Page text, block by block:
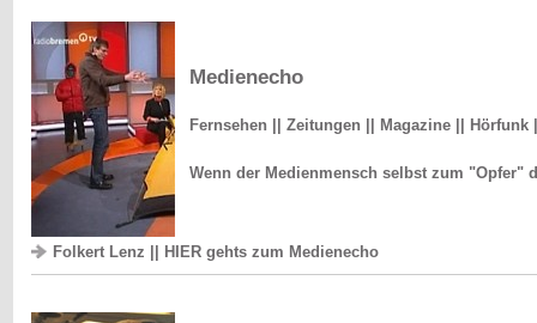
Medienecho
Fernsehen || Zeitungen || Magazine || Hörfunk
Wenn der Medienmensch selbst zum "Opfer"
Folkert Lenz || HIER gehts zum Medienecho